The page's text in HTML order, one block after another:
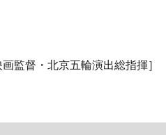
監督・北京五輪演出総指揮］